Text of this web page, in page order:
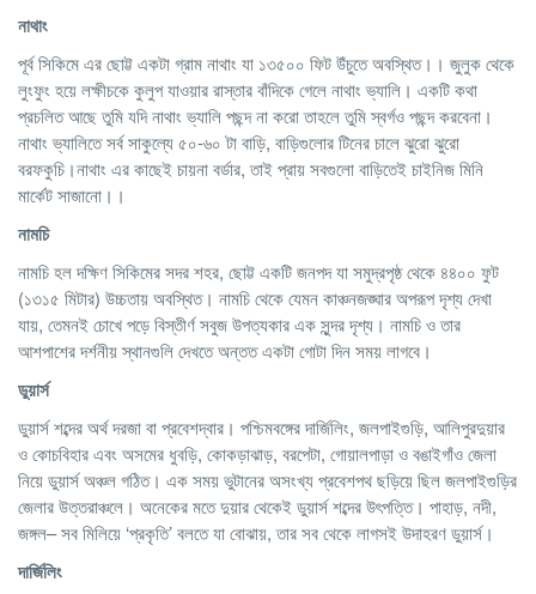
নাথাং
পূর্ব সিকিমে এর ছোট্ট একটা গ্রাম নাথাং যা ১৩৫০০ ফিট উঁচুতে অবস্থিত।। জুলুক থেকে
লুংফুং হয়ে লক্ষীচকে কুলুপ যাওয়ার রাস্তার বাঁদিকে গেলে নাথাং ভ্যালি। একটি কথা
প্রচলিত আছে তুমি যদি নাথাং ভ্যালি পছন্দ না করো তাহলে তুমি স্বর্গও পছন্দ করবেনা।
নাথাং ভ্যালিতে সর্ব সাকুল্যে ৫০-৬০ টা বাড়ি, বাড়িগুলোর টিনের চালে ঝুরো ঝুরো
বরফকুচি।নাথাং এর কাছেই চায়না বর্ডার, তাই প্রায় সবগুলো বাড়িতেই চাইনিজ মিনি
মার্কেট সাজানো।।
নামচি
নামচি হল দক্ষিণ সিকিমের সদর শহর, ছোট্ট একটি জনপদ যা সমুদ্রপৃষ্ঠ থেকে ৪৪০০ ফুট
(১৩১৫ মিটার) উচ্চতায় অবস্থিত। নামচি থেকে যেমন কাঞ্চনজঙ্ঘার অপরূপ দৃশ্য দেখা
যায়, তেমনই চোখে পড়ে বিস্তীর্ণ সবুজ উপত্যকার এক সুন্দর দৃশ্য। নামচি ও তার
আশপাশের দর্শনীয় স্থানগুলি দেখতে অন্তত একটা গোটা দিন সময় লাগবে।
ডুয়ার্স
ডুয়ার্স শব্দের অর্থ দরজা বা প্রবেশদ্বার। পশ্চিমবঙ্গের দার্জিলিং, জলপাইগুড়ি, আলিপুরদুয়ার
ও কোচবিহার এবং অসমের ধুবড়ি, কোকড়াঝাড়, বরপেটা, গোয়ালপাড়া ও বঙাইগাঁও জেলা
নিয়ে ডুয়ার্স অঞ্চল গঠিত। এক সময় ভুটানের অসংখ্য প্রবেশপথ ছড়িয়ে ছিল জলপাইগুড়ির
জেলার উত্তরাঞ্চলে। অনেকের মতে দুয়ার থেকেই ডুয়ার্স শব্দের উৎপত্তি। পাহাড়, নদী,
জঙ্গল– সব মিলিয়ে ‘প্রকৃতি’ বলতে যা বোঝায়, তার সব থেকে লাগসই উদাহরণ ডুয়ার্স।
দার্জিলিং